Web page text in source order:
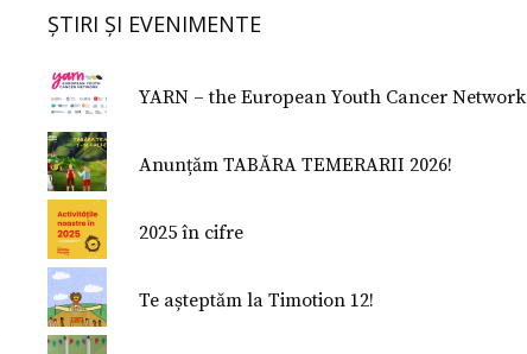
ȘTIRI ȘI EVENIMENTE
YARN – the European Youth Cancer Network
Anunțăm TABĂRA TEMERARII 2026!
2025 în cifre
Te așteptăm la Timotion 12!